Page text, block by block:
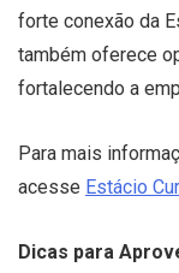
forte conexão da
também oferece
fortalecendo a
Para mais
acesse Estácio
Dicas para